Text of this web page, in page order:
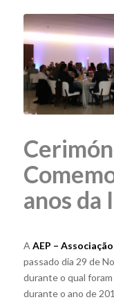
anos da
A AEP –
passado dia 29 de
durante o qual
durante o ano de